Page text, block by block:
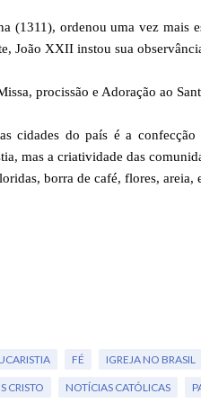
(1311), ordenou uma vez mais
João XXII instou sua
procissão e Adoração ao
cidades do país é a confecção
mas a criatividade das
borra de café, flores, areia,
FÉ IGREJA NO BRASIL
CRISTO NOTÍCIAS CATÓLICAS